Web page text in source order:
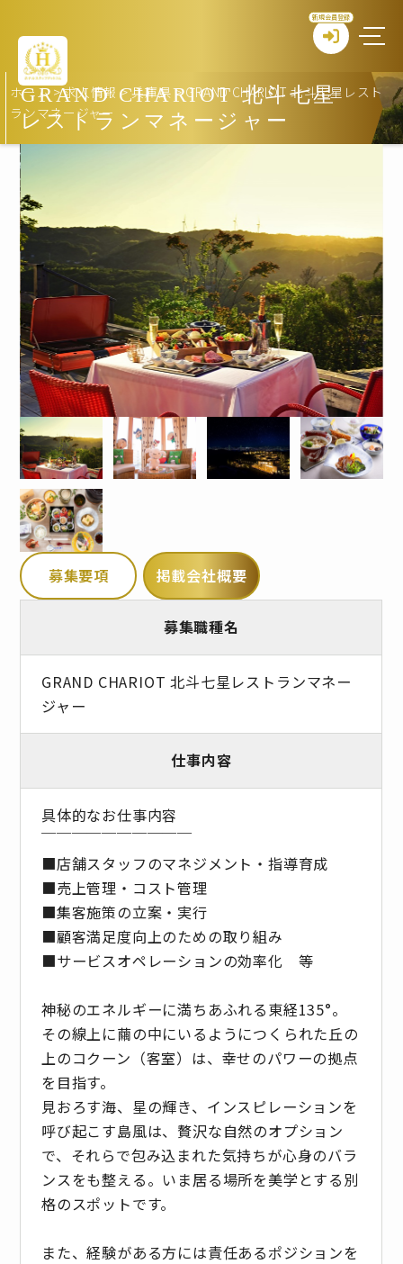
新規会員登録
GRAND CHARIOT 北斗七星
レストランマネージャー
ホーム>求人情報 >兵庫県>GRAND CHARIOT 北斗七星レスト
ランマネージャー
募集要項 掲載会社概要
募集職種名
GRAND CHARIOT 北斗七星レストランマネー
ジャー
仕事内容
具体的なお仕事内容
￣￣￣￣￣￣￣￣￣￣
■店舗スタッフのマネジメント・指導育成
■売上管理・コスト管理
■集客施策の立案・実行
■顧客満足度向上のための取り組み
■サービスオペレーションの効率化 等
神秘のエネルギーに満ちあふれる東経135°。
その線上に繭の中にいるようにつくられた丘の
上のコクーン（客室）は、幸せのパワーの拠点
を目指す。
見おろす海、星の輝き、インスピレーションを
呼び起こす島風は、贅沢な自然のオプション
で、それらで包み込まれた気持ちが心身のバラ
ンスをも整える。いま居る場所を美学とする別
格のスポットです。
また、経験がある方には責任あるポジションを